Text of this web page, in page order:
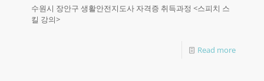
수원시 장안구 생활안전지도사 자격증 취득과정 <스피치 스
킬 강의>
Read more